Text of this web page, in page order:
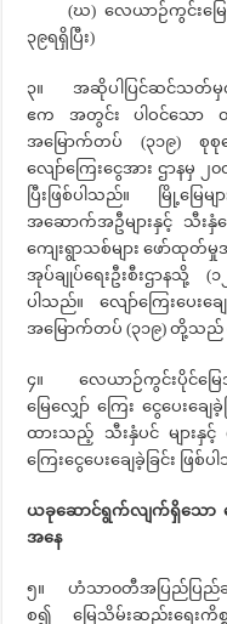
(ဃ) လေယာဉ်ကွင်းမြေ
၃၉ရရှိပြီး)
၃။ အဆိုပါပြင်ဆင်သတ်မှတ်
ဧက အတွင်း ပါဝင်သော တ
အမြောက်တပ် (၃၁၉) စု
လျော်ကြေးငွေအား ဌာနမှ ၂
ပြီးဖြစ်ပါသည်။ မြို့မြေ
အဆောက်အဦများနှင့် သီးနှံလ
ကျေးရွာသစ်များ ဖော်ထု
အုပ်ချုပ်ရေးဦးစီးဌာနသို့ (၁
ပါသည်။ လျော်ကြေးပေး
အမြောက်တပ် (၃၁၉) တို့သည်
၄။ လေယာဉ်ကွင်းပိုင်မြေ
မြေလျှော် ကြေး ငွေပေးချ
ထားသည့် သီးနှံပင် များနှ
ကြေးငွေပေးချေခဲ့ခြင်း ဖြစ်
ယခုဆောင်ရွက်လျက်ရှိသော မြ
အနေ
၅။ ဟံသာ၀တီအပြည်ပြည်ဆို
စ၍ မြေသိမ်းဆည်းရေးကိ